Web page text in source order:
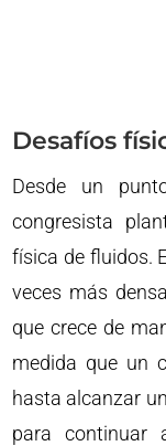
Desafíos
Desde un
congresista
física de fluidos.
veces más
que crece de
medida que un
hasta alcanzar
para continuar